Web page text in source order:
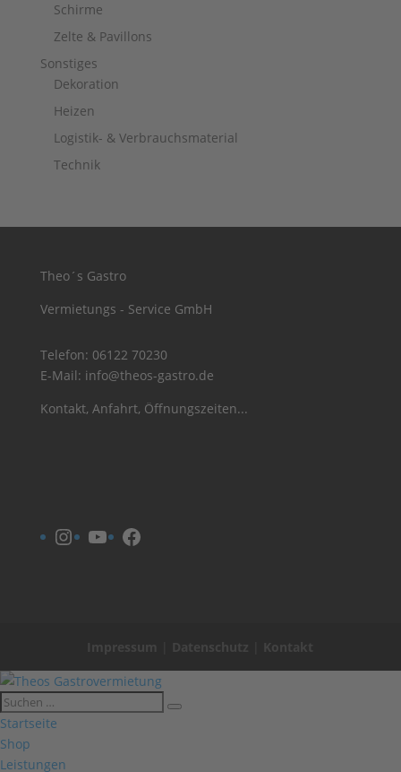
Schirme
Zelte & Pavillons
Sonstiges
Dekoration
Heizen
Logistik- & Verbrauchsmaterial
Technik
Theo´s Gastro
Vermietungs - Service GmbH
Telefon: 06122 70230
E-Mail: info@theos-gastro.de
Kontakt, Anfahrt, Öffnungszeiten...
Instagram
YouTubeFacebook
Impressum Datenschutz Kontakt
Startseite
Shop
Leistungen